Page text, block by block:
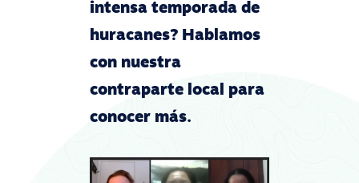
intensa temporada de
huracanes? Hablamos
con nuestra
contraparte local para
conocer más.